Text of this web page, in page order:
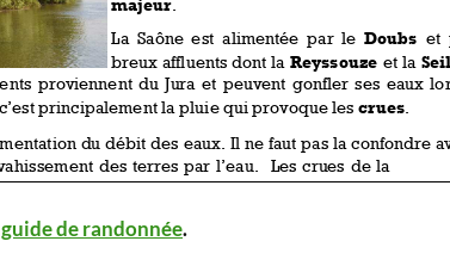
guide de randonnée.